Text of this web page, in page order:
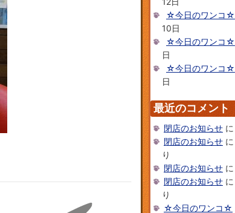
☆今日のワンコ☆
10日
☆今日のワンコ☆
日
☆今日のワンコ☆
日
最近のコメント
閉店のお知らせ に
閉店のお知らせ に
り
閉店のお知らせ に
閉店のお知らせ に
り
☆今日のワンコ☆